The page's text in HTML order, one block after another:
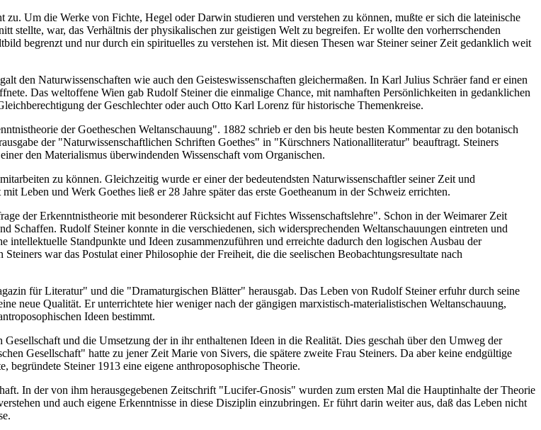
Um die Werke von Fichte, Hegel oder Darwin studieren und verstehen zu können, mußte er sich die lateinische
stellte, war, das Verhältnis der physikalischen zur geistigen Welt zu begreifen. Er wollte den vorherrschenden
begrenzt und nur durch ein spirituelles zu verstehen ist. Mit diesen Thesen war Steiner seiner Zeit gedanklich weit
den Naturwissenschaften wie auch den Geisteswissenschaften gleichermaßen. In Karl Julius Schräer fand er einen
Das weltoffene Wien gab Rudolf Steiner die einmalige Chance, mit namhaften Persönlichkeiten in gedanklichen
der Geschlechter oder auch Otto Karl Lorenz für historische Themenkreise.
der Goetheschen Weltanschauung". 1882 schrieb er den bis heute besten Kommentar zu den botanisch
der "Naturwissenschaftlichen Schriften Goethes" in "Kürschners Nationalliteratur" beauftragt. Steiners
den Materialismus überwindenden Wissenschaft vom Organischen.
zu können. Gleichzeitig wurde er einer der bedeutendsten Naturwissenschaftler seiner Zeit und
Leben und Werk Goethes ließ er 28 Jahre später das erste Goetheanum in der Schweiz errichten.
der Erkenntnistheorie mit besonderer Rücksicht auf Fichtes Wissenschaftslehre". Schon in der Weimarer Zeit
Rudolf Steiner konnte in die verschiedenen, sich widersprechenden Weltanschauungen eintreten und
intellektuelle Standpunkte und Ideen zusammenzuführen und erreichte dadurch den logischen Ausbau der
war das Postulat einer Philosophie der Freiheit, die die seelischen Beobachtungsresultate nach
für Literatur" und die "Dramaturgischen Blätter" herausgab. Das Leben von Rudolf Steiner erfuhr durch seine
neue Qualität. Er unterrichtete hier weniger nach der gängigen marxistisch-materialistischen Weltanschauung,
Ideen bestimmt.
und die Umsetzung der in ihr enthaltenen Ideen in die Realität. Dies geschah über den Umweg der
Gesellschaft" hatte zu jener Zeit Marie von Sivers, die spätere zweite Frau Steiners. Da aber keine endgültige
Steiner 1913 eine eigene anthroposophische Theorie.
In der von ihm herausgegebenen Zeitschrift "Lucifer-Gnosis" wurden zum ersten Mal die Hauptinhalte der Theorie
und auch eigene Erkenntnisse in diese Disziplin einzubringen. Er führt darin weiter aus, daß das Leben nicht